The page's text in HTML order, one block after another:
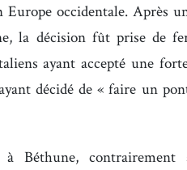
occidentale. Après
la décision fût prise de
ayant accepté une
décidé de « faire un
à Béthune, contrairement